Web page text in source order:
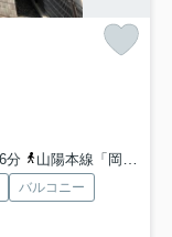
分
山陽本線「岡山」駅 徒歩30分
バルコニー